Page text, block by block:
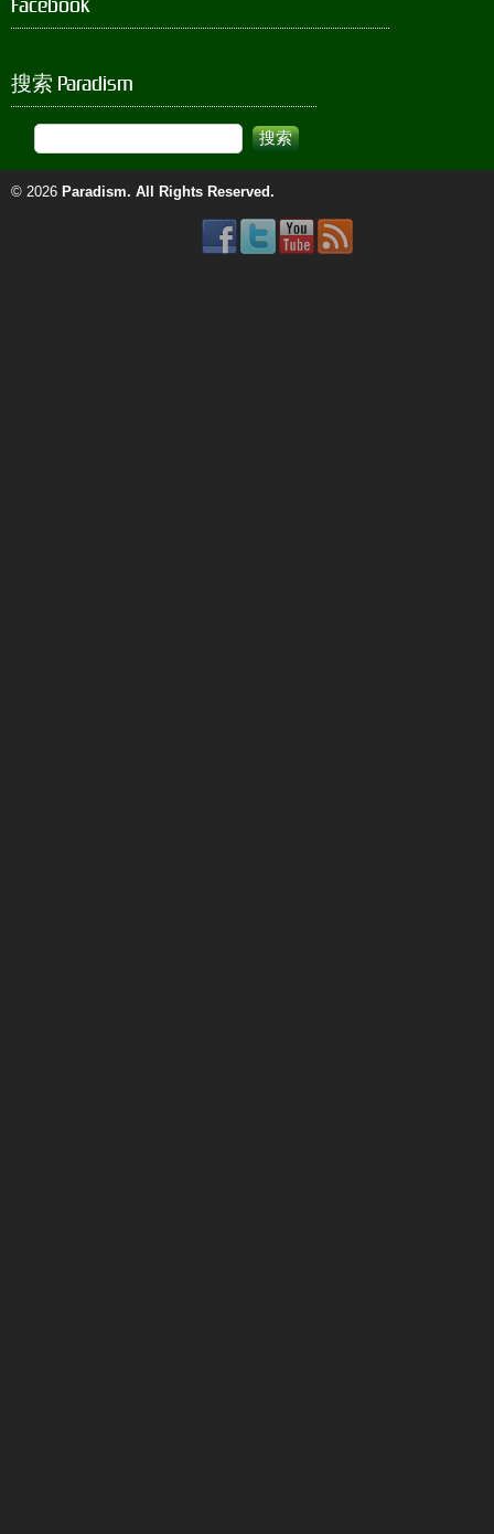
搜索 Paradism
© 2026 Paradism. All Rights Reserved.